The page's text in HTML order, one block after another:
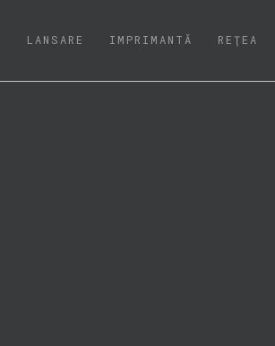
LANSARE IMPRIMANTĂ REŢEA